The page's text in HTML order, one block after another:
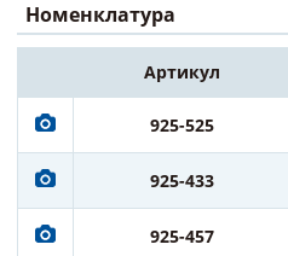
Номенклатура
Артикул
925-525
925-433
925-457